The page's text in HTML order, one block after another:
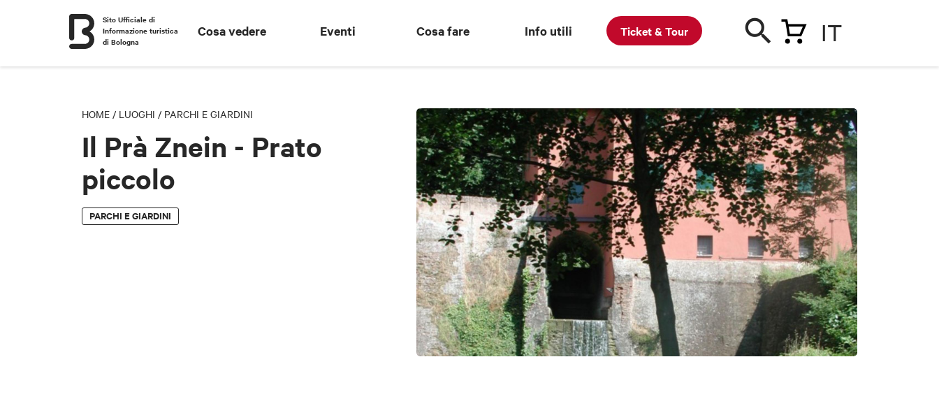
Sito Ufficiale di
Informazione turistica
di Bologna
Cosa vedere Eventi Cosa fare Info utili Ticket & Tour IT
HOME / LUOGHI / PARCHI E GIARDINI
Il Prà Znein - Prato
piccolo
PARCHI E GIARDINI